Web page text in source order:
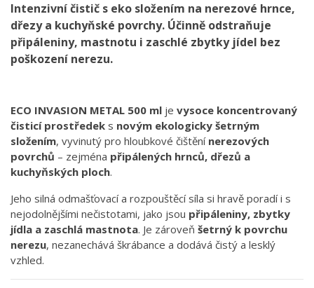
Intenzivní čistič s eko složením na nerezové hrnce,
dřezy a kuchyňské povrchy. Účinně odstraňuje
připáleniny, mastnotu i zaschlé zbytky jídel bez
poškození nerezu.
ECO INVASION METAL 500 ml je vysoce koncentrovaný
čisticí prostředek s novým ekologicky šetrným
složením, vyvinutý pro hloubkové čištění nerezových
povrchů – zejména připálených hrnců, dřezů a
kuchyňských ploch.
Jeho silná odmašťovací a rozpouštěcí síla si hravě poradí i s
nejodolnějšími nečistotami, jako jsou připáleniny, zbytky
jídla a zaschlá mastnota. Je zároveň šetrný k povrchu
nerezu, nezanechává škrábance a dodává čistý a lesklý
vzhled.